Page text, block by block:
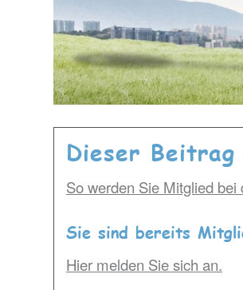
Dieser
So werden Sie Mitglied bei
Sie sind bereits
Hier melden Sie sich an.